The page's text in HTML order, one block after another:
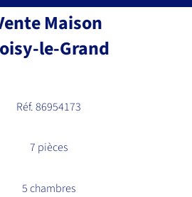
Maison
le-Grand
Réf. 86954173
7 pièces
5 chambres